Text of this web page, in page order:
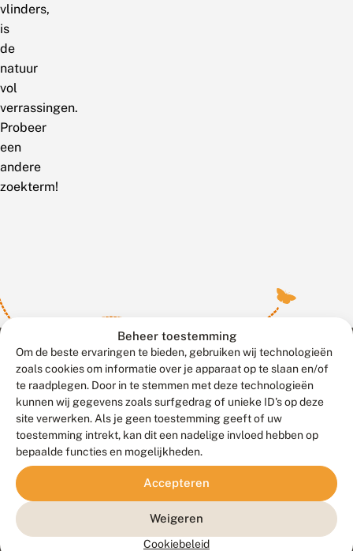
Beheer toestemming
Om de beste ervaringen te bieden, gebruiken wij technologieën
zoals cookies om informatie over je apparaat op te slaan en/of
te raadplegen. Door in te stemmen met deze technologieën
kunnen wij gegevens zoals surfgedrag of unieke ID's op deze
site verwerken. Als je geen toestemming geeft of uw
toestemming intrekt, kan dit een nadelige invloed hebben op
bepaalde functies en mogelijkheden.
Accepteren
Weigeren
Cookiebeleid
vlinders,
is
de
natuur
vol
verrassingen.
Probeer
een
andere
zoekterm!
Contact
Veelgestelde vragen
Doneer
Meld waarnemingen© 2026 Vlinderstichting
Duurzaam ontwikkeld door
Go2People
, ontworpen door
Blue Field Agency
Privacy
Disclaimer
Sitemap